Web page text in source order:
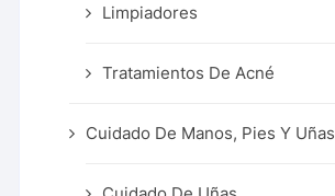
Limpiadores
Tratamientos De Acné
Cuidado De Manos, Pies Y Uñas